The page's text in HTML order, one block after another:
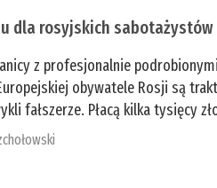
dla rosyjskich sabotażystów
z profesjonalnie
obywatele Rosji są
fałszerze. Płacą kilka tysięcy